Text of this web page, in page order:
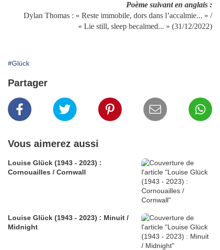
Poème suivant en anglais :
Dylan Thomas : « Reste immobile, dors dans l’accalmie... » /
« Lie still, sleep becalmed... » (31/12/2022)
#Glück
Partager
Vous aimerez aussi
Louise Glück (1943 - 2023) :
Cornouailles / Cornwall
Louise Glück (1943 - 2023) : Minuit /
Midnight